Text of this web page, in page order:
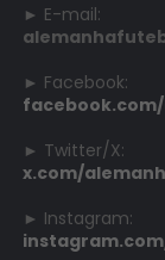
► E-mail:
► Facebook:
► Twitter/X:
x.com/
► Instagram: